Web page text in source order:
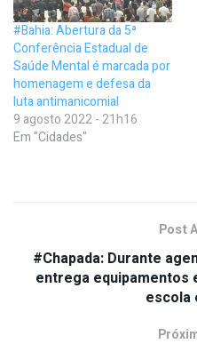
#Bahia: Abertura da 5ª
Conferência Estadual de
Saúde Mental é marcada por
homenagem e defesa da
luta antimanicomial
9 agosto 2022 - 21h16
Em "Cidades"
Post
#Chapada: Durante
entrega equipamentos
escola